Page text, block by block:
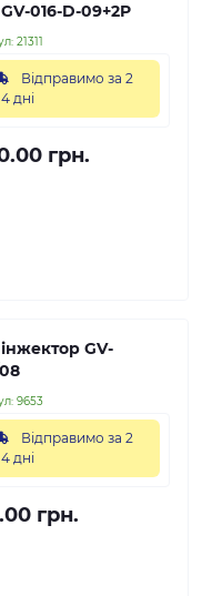
016-D-09+2P
21311
Відправимо за 2
дні
грн.
GV-
9653
Відправимо за 2
дні
грн.